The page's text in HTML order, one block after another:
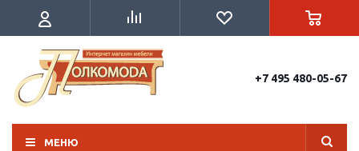
+7 495 480-05-67
МЕНЮ